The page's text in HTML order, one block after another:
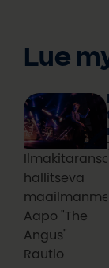
Lue
hallitseva
Aapo "The
Angus"
Rautio